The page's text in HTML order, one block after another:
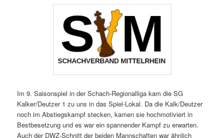
Im 9. Saisonspiel in der Schach-Regionalliga kam die SG
Kalker/Deutzer 1 zu uns in das Spiel-Lokal. Da die Kalk/Deutzer
noch im Abstiegskampf stecken, kamen sie hochmotiviert in
Bestbesetzung und es war ein spannender Kampf zu erwarten.
Auch der DWZ-Schnitt der beiden Mannschaften war ähnlich